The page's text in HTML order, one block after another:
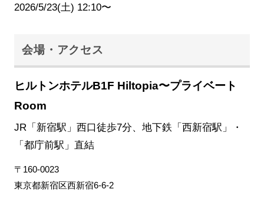
2026/5/23(土) 12:10〜
会場・アクセス
ヒルトンホテルB1F Hiltopia〜プライベート
Room
JR「新宿駅」西口徒歩7分、地下鉄「西新宿駅」・
「都庁前駅」直結
〒160-0023
東京都新宿区西新宿6-6-2